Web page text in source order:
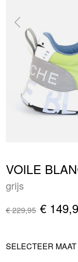
VOILE
grijs
€ 229,95 €
SELECTEER MAAT